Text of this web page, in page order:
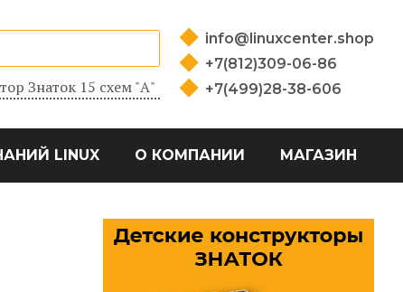
Знаток 15 схем "А"
info@linuxcenter.shop
+7(812)309-06-86
+7(499)28-38-606
LINUX О КОМПАНИИ МАГАЗИН